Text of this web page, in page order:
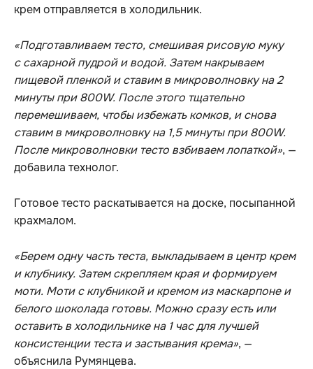
крем отправляется в холодильник.
«Подготавливаем тесто, смешивая рисовую муку
с сахарной пудрой и водой. Затем накрываем
пищевой пленкой и ставим в микроволновку на 2
минуты при 800W. После этого тщательно
перемешиваем, чтобы избежать комков, и снова
ставим в микроволновку на 1,5 минуты при 800W.
После микроволновки тесто взбиваем лопаткой», —
добавила технолог.
Готовое тесто раскатывается на доске, посыпанной
крахмалом.
«Берем одну часть теста, выкладываем в центр крем
и клубнику. Затем скрепляем края и формируем
моти. Моти с клубникой и кремом из маскарпоне и
белого шоколада готовы. Можно сразу есть или
оставить в холодильнике на 1 час для лучшей
консистенции теста и застывания крема», —
объяснила Румянцева.